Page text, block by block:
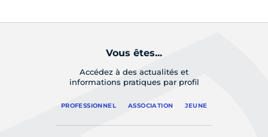
Vous êtes...
Accédez à des actualités et
informations pratiques par profil
PROFESSIONNEL ASSOCIATION JEUNE